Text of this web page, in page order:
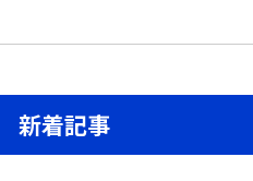
新着記事